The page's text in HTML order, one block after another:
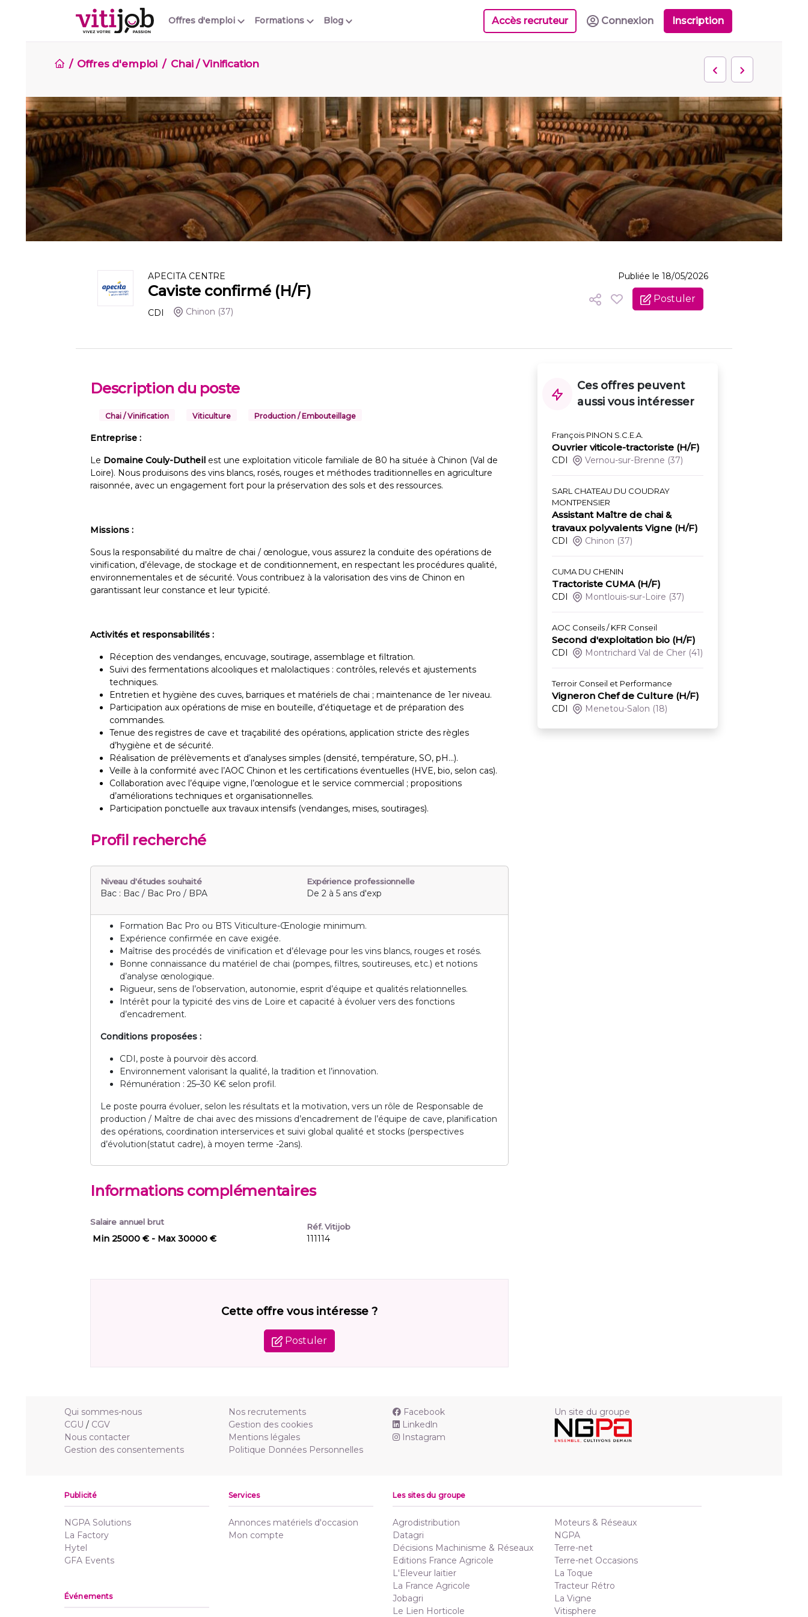
Offres d'emploi Blog
Formations Accès recruteur Connexion Inscription
Offres d'emploi Chai / Vinification
APECITA CENTRE
Caviste confirmé (H/F)
CDI Chinon (37)
Publiée le 18/05/2026
Postuler
Description du poste
Chai / Vinification Viticulture Production / Embouteillage
Entreprise :
Le Domaine Couly-Dutheil est une exploitation viticole familiale de 80 ha située à Chinon (Val de
Loire). Nous produisons des vins blancs, rosés, rouges et méthodes traditionnelles en agriculture
raisonnée, avec un engagement fort pour la préservation des sols et des ressources.
Missions :
Sous la responsabilité du maître de chai / œnologue, vous assurez la conduite des opérations de
vinification, d’élevage, de stockage et de conditionnement, en respectant les procédures qualité,
environnementales et de sécurité. Vous contribuez à la valorisation des vins de Chinon en
garantissant leur constance et leur typicité.
Activités et responsabilités :
Réception des vendanges, encuvage, soutirage, assemblage et filtration.
Suivi des fermentations alcooliques et malolactiques : contrôles, relevés et ajustements
techniques.
Entretien et hygiène des cuves, barriques et matériels de chai ; maintenance de 1er niveau.
Participation aux opérations de mise en bouteille, d’étiquetage et de préparation des
commandes.
Tenue des registres de cave et traçabilité des opérations, application stricte des règles
d’hygiène et de sécurité.
Réalisation de prélèvements et d’analyses simples (densité, température, SO, pH…).
Veille à la conformité avec l’AOC Chinon et les certifications éventuelles (HVE, bio, selon cas).
Collaboration avec l’équipe vigne, l’œnologue et le service commercial ; propositions
d’améliorations techniques et organisationnelles.
Participation ponctuelle aux travaux intensifs (vendanges, mises, soutirages).
Profil recherché
Niveau d'études souhaité
Bac : Bac / Bac Pro / BPA
Expérience professionnelle
De 2 à 5 ans d'exp
Formation Bac Pro ou BTS Viticulture-Œnologie minimum.
Expérience confirmée en cave exigée.
Maîtrise des procédés de vinification et d’élevage pour les vins blancs, rouges et rosés.
Bonne connaissance du matériel de chai (pompes, filtres, soutireuses, etc.) et notions
d’analyse œnologique.
Rigueur, sens de l’observation, autonomie, esprit d’équipe et qualités relationnelles.
Intérêt pour la typicité des vins de Loire et capacité à évoluer vers des fonctions
d’encadrement.
Conditions proposées :
CDI, poste à pourvoir dès accord.
Environnement valorisant la qualité, la tradition et l’innovation.
Rémunération : 25–30 K€ selon profil.
Le poste pourra évoluer, selon les résultats et la motivation, vers un rôle de Responsable de
production / Maître de chai avec des missions d’encadrement de l’équipe de cave, planification
des opérations, coordination interservices et suivi global qualité et stocks (perspectives
d’évolution(statut cadre), à moyen terme -2ans).
Informations complémentaires
Salaire annuel brut
Min 25000 € - Max 30000 €
Réf. Vitijob
111114
Cette offre vous intéresse ?
Postuler
Ces offres peuvent
aussi vous intéresser
François PINON S.C.E.A.
Ouvrier viticole-tractoriste (H/F)
CDI Vernou-sur-Brenne (37)
SARL CHATEAU DU COUDRAY
MONTPENSIER
Assistant Maître de chai &
travaux polyvalents Vigne (H/F)
CDI Chinon (37)
CUMA DU CHENIN
Tractoriste CUMA (H/F)
CDI Montlouis-sur-Loire (37)
AOC Conseils / KFR Conseil
Second d'exploitation bio (H/F)
CDI Montrichard Val de Cher (41)
Terroir Conseil et Performance
Vigneron Chef de Culture (H/F)
CDI Menetou-Salon (18)
Qui sommes-nous
CGU / CGV
Nous contacter
Gestion des consentements
Nos recrutements
Gestion des cookies
Mentions légales
Politique Données Personnelles
Facebook
Linkedln
Instagram
Un site du groupe
Publicité
NGPA Solutions
La Factory
Hytel
GFA Events
Services
Annonces matériels d'occasion
Mon compte
Événements
Les sites du groupe
Agrodistribution
Datagri
Décisions Machinisme & Réseaux
Editions France Agricole
L'Eleveur laitier
La France Agricole
Jobagri
Le Lien Horticole
Moteurs & Réseaux
NGPA
Terre-net
Terre-net Occasions
La Toque
Tracteur Rétro
La Vigne
Vitisphere